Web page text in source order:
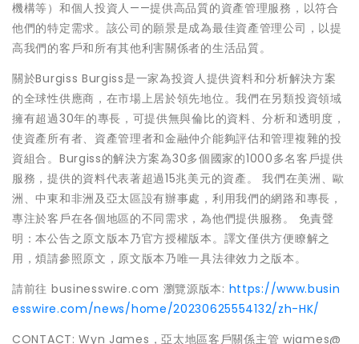
機構等）和個人投資人——提供高品質的資產管理服務，以符合
他們的特定需求。該公司的願景是成為最佳資產管理公司，以提
高我們的客戶和所有其他利害關係者的生活品質。
關於Burgiss Burgiss是一家為投資人提供資料和分析解決方案
的全球性供應商，在市場上居於領先地位。我們在另類投資領域
擁有超過30年的專長，可提供無與倫比的資料、分析和透明度，
使資產所有者、資產管理者和金融仲介能夠評估和管理複雜的投
資組合。Burgiss的解決方案為30多個國家的1000多名客戶提供
服務，提供的資料代表著超過15兆美元的資產。 我們在美洲、歐
洲、中東和非洲及亞太區設有辦事處，利用我們的網路和專長，
專注於客戶在各個地區的不同需求，為他們提供服務。 免責聲
明：本公告之原文版本乃官方授權版本。譯文僅供方便瞭解之
用，煩請參照原文，原文版本乃唯一具法律效力之版本。
請前往 businesswire.com 瀏覽源版本: https://www.busin
esswire.com/news/home/20230625554132/zh-HK/
CONTACT: Wyn James，亞太地區客戶關係主管 wjames@